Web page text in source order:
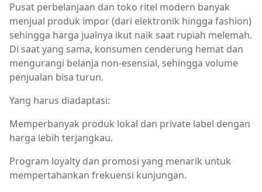
Pusat perbelanjaan dan toko ritel modern banyak
menjual produk impor (dari elektronik hingga fashion)
sehingga harga jualnya ikut naik saat rupiah melemah.
Di saat yang sama, konsumen cenderung hemat dan
mengurangi belanja non‑esensial, sehingga volume
penjualan bisa turun.
Yang harus diadaptasi:
Memperbanyak produk lokal dan private label dengan
harga lebih terjangkau.
Program loyalty dan promosi yang menarik untuk
mempertahankan frekuensi kunjungan.